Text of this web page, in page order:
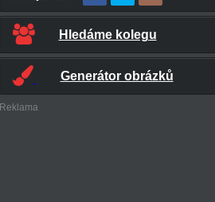
Hledáme kolegu
Generátor obrázků
Reklama